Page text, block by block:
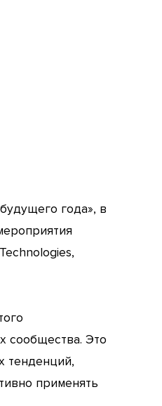
года», в
сообщества. Это
тенденций,
применять